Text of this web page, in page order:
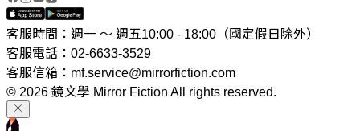
客服時間：週一 ～ 週五10:00 - 18:00（國定假日除外）
客服電話：02-6633-3529
客服信箱：mf.service@mirrorfiction.com
© 2026 鏡文學 Mirror Fiction All rights reserved.